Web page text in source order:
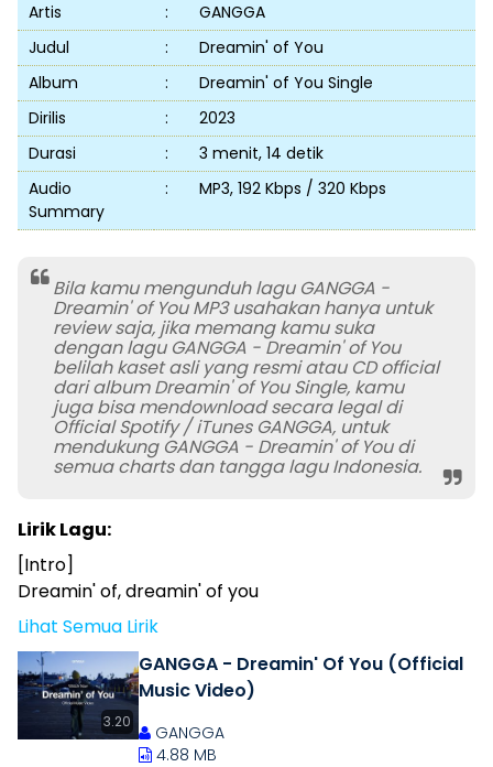
Artis :
GANGGA
Judul
:
Dreamin' of You
Album
:
Dreamin' of You Single
Dirilis
:
2023
Durasi
:
3 menit, 14 detik
Audio
Summary
: MP3, 192 Kbps / 320 Kbps
Bila kamu mengunduh lagu GANGGA -
Dreamin' of You MP3 usahakan hanya untuk
review saja, jika memang kamu suka
dengan lagu GANGGA - Dreamin' of You
belilah kaset asli yang resmi atau CD official
dari album Dreamin' of You Single, kamu
juga bisa mendownload secara legal di
Official Spotify / iTunes GANGGA, untuk
mendukung GANGGA - Dreamin' of You di
semua charts dan tangga lagu Indonesia.
Lirik Lagu:
[Intro]
Dreamin' of, dreamin' of you
Lihat Semua Lirik
3.20
GANGGA - Dreamin' Of You (Official
Music Video)
GANGGA
4.88 MB